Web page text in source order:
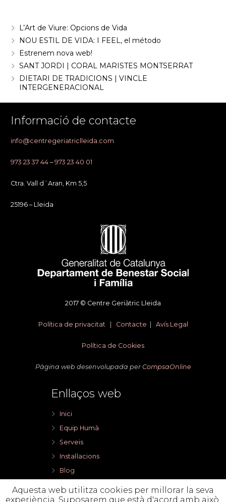
L’Art de Viure: Opcions de Vida
NOU ESTIL DE VIDA: I FEEL, el método
Estrenem nova web!
SANT JORDI | CORAL MARISTES MONTSERRAT
DIETARI DE TRADICIONS | VINCLE
INTERGENERACIONAL
Informació de contacte
info@centregeriatriclleida.com
973 23 37 44 –973 23 40 01
Ctra. Vall d´Aran, Km 5,5
25196 – Lleida
2017 © Centre Geriàtric Lleida
Política de privacitat | Contacte | Avís Legal
Política de Cookies
Pàgina web desenvolupada perCompsaOnline
Enllaços web
Inici
Equip Humà
Serveis
Instal·lacions
Blog
Contacte
Aquesta web utilitza cookies per millorar la seva
experiència. Suposarem que està d'acord amb això,